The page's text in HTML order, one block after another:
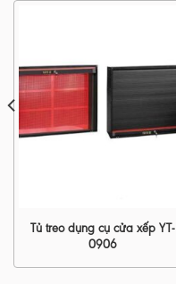
Tủ treo dụng cụ cửa xếp YT-
0906